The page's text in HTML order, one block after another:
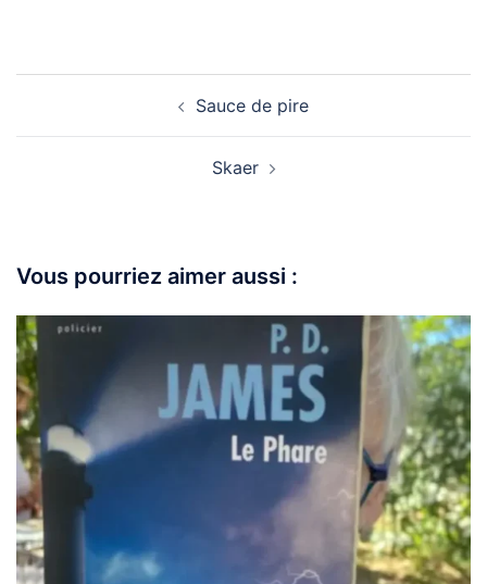
Sauce de pire
Skaer
Vous pourriez aimer aussi :